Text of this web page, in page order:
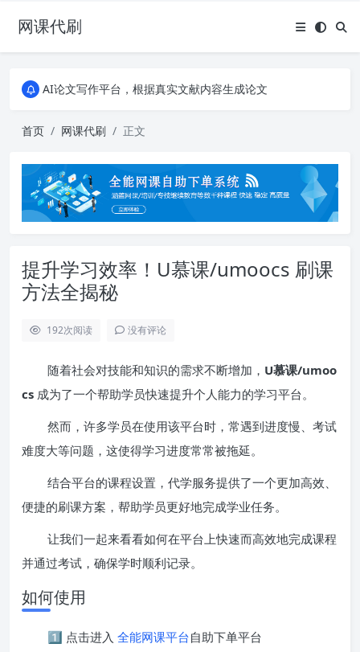
网课代刷
AI论文写作平台，根据真实文献内容生成论文
AI论文写作平台，根据真实文献内容生成论文
首页
网课代刷 正文
提升学习效率！U慕课/umoocs 刷课
方法全揭秘
192次阅读 没有评论
随着社会对技能和知识的需求不断增加， U慕课/umoo
cs 成为了一个帮助学员快速提升个人能力的学习平台。
然而，许多学员在使用该平台时，常遇到进度慢、考试
难度大等问题，这使得学习进度常常被拖延。
结合平台的课程设置，代学服务提供了一个更加高效、
便捷的刷课方案，帮助学员更好地完成学业任务。
让我们一起来看看如何在平台上快速而高效地完成课程
并通过考试，确保学时顺利记录。
如何使用
1️⃣ 点击进入 全能网课平台自助下单平台